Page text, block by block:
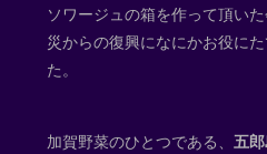
ソワージュの箱を作って頂い
災からの復興になにかお役に
た。
加賀野菜のひとつである、 五